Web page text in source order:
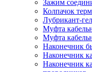
Зажим
Колпачок
Лубрикант-
Муфта
Муфта
Наконечник
Наконечник
Наконечник